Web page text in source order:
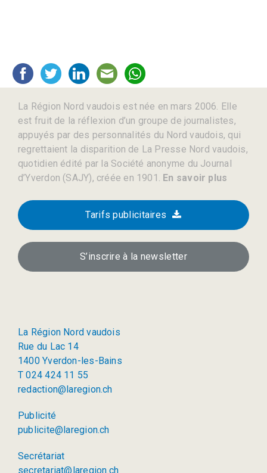
La Région Nord vaudois est née en mars 2006. Elle
est fruit de la réflexion d’un groupe de journalistes,
appuyés par des personnalités du Nord vaudois, qui
regrettaient la disparition de La Presse Nord vaudois,
quotidien édité par la Société anonyme du Journal
d’Yverdon (SAJY), créée en 1901. En savoir plus
Tarifs publicitaires
S’inscrire à la newsletter
La Région Nord vaudois
Rue du Lac 14
1400 Yverdon-les-Bains
T 024 424 11 55
redaction@laregion.ch
Publicité
publicite@laregion.ch
Secrétariat
secretariat@laregion.ch